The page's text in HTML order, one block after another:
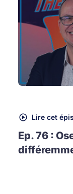
Lire cet
Ep. 76 :